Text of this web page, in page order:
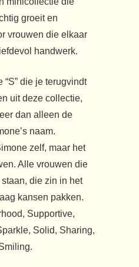
groeit en
vrouwen die elkaar
handwerk.
die je terugvindt
uit deze collectie,
dan alleen de
naam.
zelf, maar het
Alle vrouwen die
die zin in het
kansen pakken.
Supportive,
Solid, Sharing,